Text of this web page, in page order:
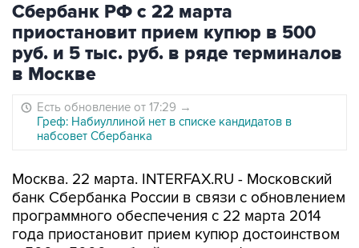
Сбербанк РФ с 22 марта
приостановит прием купюр в 500
руб. и 5 тыс. руб. в ряде терминалов
в Москве
Есть обновление от 17:29 →
Греф: Набиуллиной нет в списке кандидатов в
набсовет Сбербанка
Москва. 22 марта. INTERFAX.RU - Московский
банк Сбербанка России в связи с обновлением
программного обеспечения с 22 марта 2014
года приостановит прием купюр достоинством